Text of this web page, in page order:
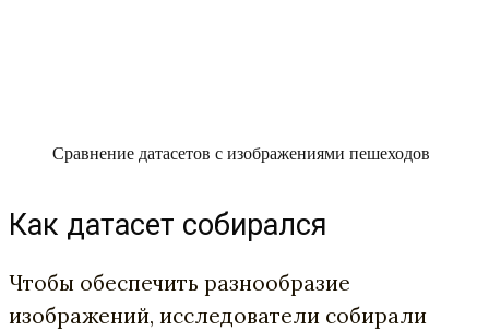
Сравнение датасетов с изображениями пешеходов
Как датасет собирался
Чтобы обеспечить разнообразие
изображений, исследователи собирали